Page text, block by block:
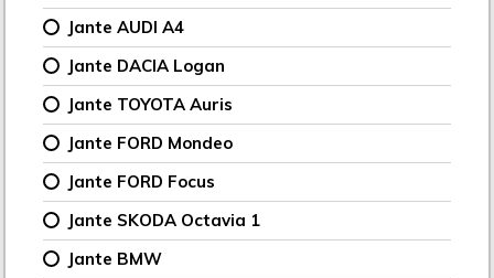
Jante AUDI A4
Jante DACIA Logan
Jante TOYOTA Auris
Jante FORD Mondeo
Jante FORD Focus
Jante SKODA Octavia 1
Jante BMW